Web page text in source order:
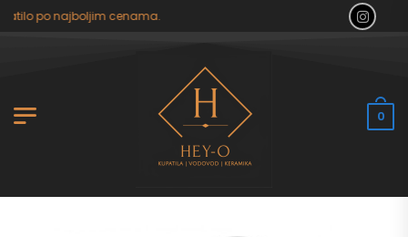
po najboljim cenama.
0